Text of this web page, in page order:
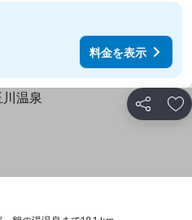
料金を表示
シェア お